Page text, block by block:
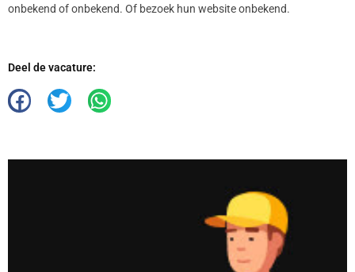
onbekend of onbekend. Of bezoek hun website onbekend.
Deel de vacature: